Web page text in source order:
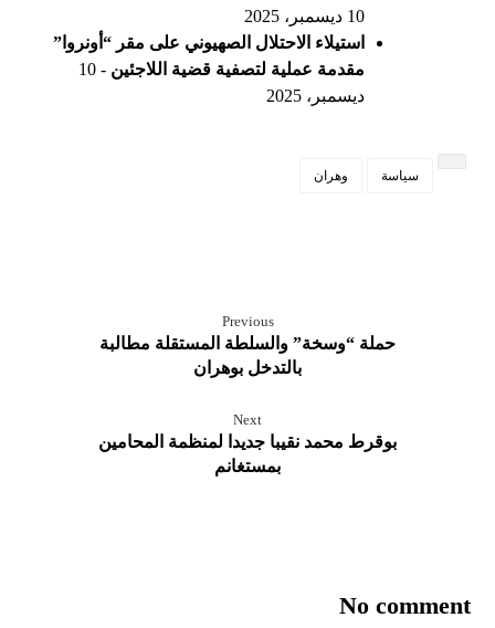
10 ديسمبر، 2025
استيلاء الاحتلال الصهيوني على مقر “أونروا”
مقدمة عملية لتصفية قضية اللاجئين
- 10
ديسمبر، 2025
سياسة وهران
Previous
حملة “وسخة” والسلطة المستقلة مطالبة
بالتدخل بوهران
Next
بوقرط محمد نقيبا جديدا لمنظمة المحامين
بمستغانم
No comment